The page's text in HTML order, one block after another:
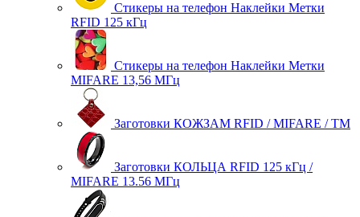
Стикеры на телефон Наклейки Метки
RFID 125 кГц
Стикеры на телефон Наклейки Метки
MIFARE 13,56 МГц
Заготовки КОЖЗАМ RFID / MIFARE / TM
Заготовки КОЛЬЦА RFID 125 кГц /
MIFARE 13.56 МГц